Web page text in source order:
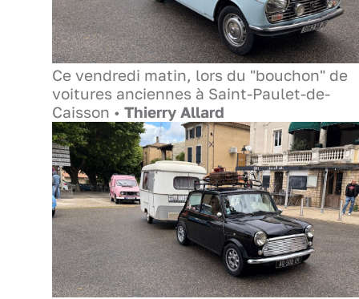
Ce vendredi matin, lors du "bouchon" de
voitures anciennes à Saint-Paulet-de-
Caisson • Thierry Allard